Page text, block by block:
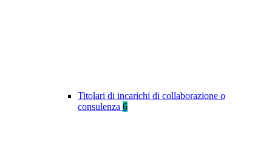
Titolari di incarichi di collaborazione o
consulenza 6